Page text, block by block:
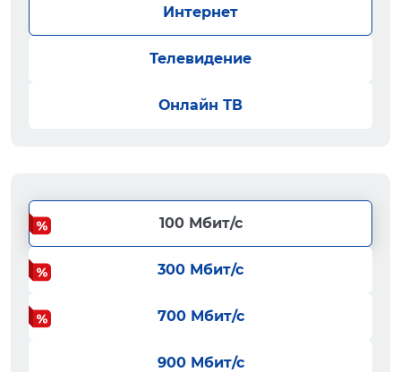
Интернет
Телевидение
Онлайн ТВ
100 Мбит/с
300 Мбит/с
700 Мбит/с
900 Мбит/с